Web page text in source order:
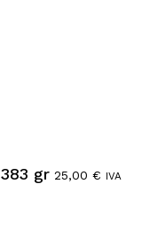
gr 25,00€ IVA